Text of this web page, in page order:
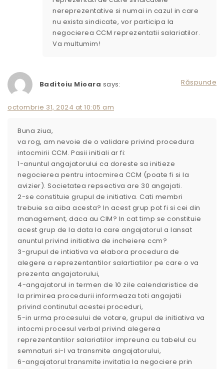
nereprezentative si numai in cazul in care
nu exista sindicate, vor participa la
negocierea CCM reprezentatii salariatilor.
Va multumim!
Răspunde
Baditoiu Mioara says:
octombrie 31, 2024 at 10:05 am
Buna ziua,
va rog, am nevoie de o validare privind procedura
intocmirii CCM. Pasii initiali ar fi:
1-anuntul angajatorului ca doreste sa initieze
negocierea pentru intocmirea CCM (poate fi si la
avizier). Societatea repsectiva are 30 angajati.
2-se constituie grupul de initiativa. Cati membri
trebuie sa aiba acesta? In acest grup pot fi si cei din
management, daca au CIM? In cat timp se constituie
acest grup de la data la care angajatorul a lansat
anuntul privind initiativa de incheiere ccm?
3-grupul de intiativa va elabora procedura de
alegere a reprezentantilor salartiatilor pe care o va
prezenta angajatorului,
4-angajatorul in termen de 10 zile calendaristice de
la primirea procedurii informeaza toti angajatii
privind continutul acestei proceduri,
5-in urma procesului de votare, grupul de initiativa va
intocmi procesul verbal privind alegerea
reprezentantilor salariatilor impreuna cu tabelul cu
semnaturi si-l va transmite angajatorului,
6-angajatorul transmite invitatia la negociere prin